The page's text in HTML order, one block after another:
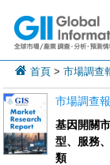
首頁 >市場調查
市場調查
基因開關
型、服務
類